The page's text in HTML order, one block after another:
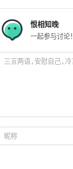
恨相知晚
一起参与讨论！